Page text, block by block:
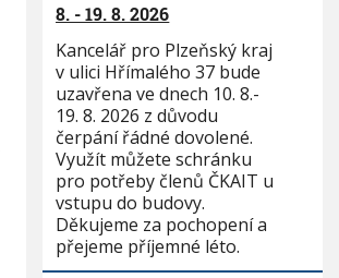
8. - 19. 8. 2026
Kancelář pro Plzeňský kraj
v ulici Hřímalého 37 bude
uzavřena ve dnech 10. 8.-
19. 8. 2026 z důvodu
čerpání řádné dovolené.
Využít můžete schránku
pro potřeby členů ČKAIT u
vstupu do budovy.
Děkujeme za pochopení a
přejeme příjemné léto.